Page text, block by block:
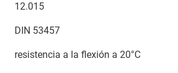
12.015
DIN 53457
resistencia a la flexión a 20°C